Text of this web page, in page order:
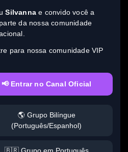
Silvanna e convido você a
da nossa comunidade
para nossa comunidade VIP
📢 Entrar no Canal Oficial
🌎 Grupo Bilíngue
(Português/Espanhol)